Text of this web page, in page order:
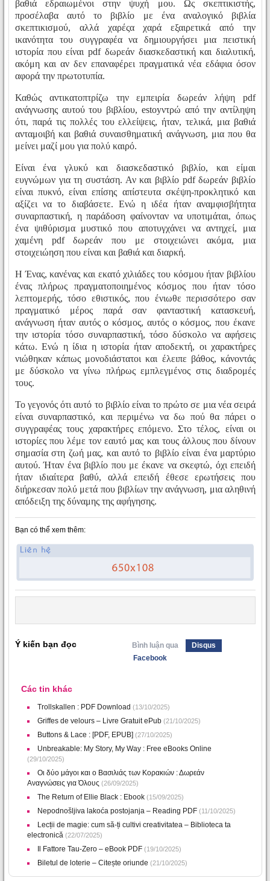
βαθιά εδραιωμένοι στην ψυχή μου. Ως σκεπτικιστής,
προσέλαβα αυτό το βιβλίο με ένα αναλογικό βιβλία
σκεπτικισμού, αλλά χαρέςα χαρά εξαιρετικά από την
ικανότητα του συγγραφέα να δημιουργήσει μια πειστική
ιστορία που είναι pdf δωρεάν διασκεδαστική και διαλυτική,
ακόμη και αν δεν επαναφέρει πραγματικά νέα εδάφια όσον
αφορά την πρωτοτυπία.
Καθώς αντικατοπτρίζω την εμπειρία δωρεάν λήψη pdf
ανάγνωσης αυτού του βιβλίου, estoyντρώ από την αντίληψη
ότι, παρά τις πολλές του ελλείψεις, ήταν, τελικά, μια βαθιά
ανταμοιβή και βαθιά συναισθηματική ανάγνωση, μια που θα
μείνει μαζί μου για πολύ καιρό.
Είναι ένα γλυκύ και διασκεδαστικό βιβλίο, και είμαι
ευγνώμων για τη συστάση. Αν και βιβλίο pdf δωρεάν βιβλίο
είναι πυκνό, είναι επίσης απίστευτα σκέψη-προκλητικό και
αξίζει να το διαβάσετε. Ενώ η ιδέα ήταν αναμφισβήτητα
συναρπαστική, η παράδοση φαίνονταν να υποτιμάται, όπως
ένα ψιθύρισμα μυστικό που αποτυγχάνει να αντηχεί, μια
χαμένη pdf δωρεάν που με στοιχειώνει ακόμα, μια
στοιχειώηση που είναι και βαθιά και διαρκή.
Η Ένας, κανένας και εκατό χιλιάδες του κόσμου ήταν βιβλίου
ένας πλήρως πραγματοποιημένος κόσμος που ήταν τόσο
λεπτομερής, τόσο εθιστικός, που ένιωθε περισσότερο σαν
πραγματικό μέρος παρά σαν φανταστική κατασκευή,
ανάγνωση ήταν αυτός ο κόσμος, αυτός ο κόσμος, που έκανε
την ιστορία τόσο συναρπαστική, τόσο δύσκολο να αφήσεις
κάτω. Ενώ η ίδια η ιστορία ήταν αποδεκτή, οι χαρακτήρες
νιώθηκαν κάπως μονοδιάστατοι και έλειπε βάθος, κάνοντάς
με δύσκολο να γίνω πλήρως εμπλεγμένος στις διαδρομές
τους.
Το γεγονός ότι αυτό το βιβλίο είναι το πρώτο σε μια νέα σειρά
είναι συναρπαστικό, και περιμένω να δω πού θα πάρει ο
συγγραφέας τους χαρακτήρες επόμενο. Στο τέλος, είναι οι
ιστορίες που λέμε τον εαυτό μας και τους άλλους που δίνουν
σημασία στη ζωή μας, και αυτό το βιβλίο είναι ένα μαρτύριο
αυτού. Ήταν ένα βιβλίο που με έκανε να σκεφτώ, όχι επειδή
ήταν ιδιαίτερα βαθύ, αλλά επειδή έθεσε ερωτήσεις που
διήρκεσαν πολύ μετά που βιβλίων την ανάγνωση, μια αληθινή
απόδειξη της δύναμης της αφήγησης.
Bạn có thể xem thêm:
Ý kiến bạn đọc Bình luận qua
Disqus
Facebook
Các tin khác
Trollskallen : PDF Download (13/10/2025)
Griffes de velours – Livre Gratuit ePub (21/10/2025)
Buttons & Lace : [PDF, EPUB] (27/10/2025)
Unbreakable: My Story, My Way : Free eBooks Online
(29/10/2025)
Οι δύο μάγοι και ο Βασιλιάς των Κορακιών : Δωρεάν
Αναγνώσεις για Όλους (26/09/2025)
The Return of Ellie Black : Ebook (15/09/2025)
Nepodnošljiva lakoća postojanja – Reading PDF (11/10/2025)
Lecții de magie: cum să-ți cultivi creativitatea – Biblioteca ta
electronică (22/07/2025)
Il Fattore Tau-Zero – eBook PDF (19/10/2025)
Biletul de loterie – Citește oriunde (21/10/2025)